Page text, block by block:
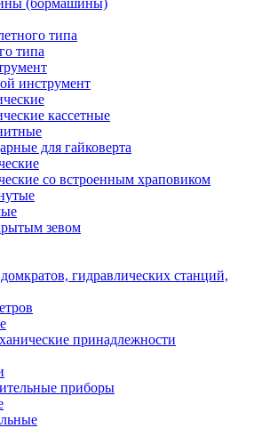
(бормашины)
типа
типа
инструмент
кассетные
для гайковерта
со встроенным храповиком
зевом
гидравлических станций,
принадлежности
приборы